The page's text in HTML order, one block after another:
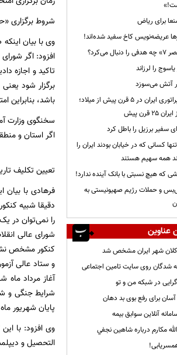
شروط برگزاری
افزود: اگر
تاکید و اجازه
باشد،
سخنگوی وزارت
اگر استان و
تعیین تکلیف
فرهادی با بیان
دقیقا شبیه
را نمی‌توان در
شورای عالی
کنکور مشخص
شرایط جنگی و
پایان شهریور
وی افزود: با
التحصیل و
عریضه‌نویس کاخ سفید شده‌اند!
می‌کرد؟
را لرزاند
آتش می‌سوزد
گستره امپراتوری ایران در ۵ قرن پیش از میلاد؛
قرن پیش
سفیر برزیل را باطل کرد
کسانی که در خیابان بودند ایران را
همه سهیم هستند
که هیچ نسبتی با بانک آینده ندارد!
و حملات رژیم صهیونیستی به
عناوین
شهر ایران مشخص شد
شدگان روی سایت تامین اجتماعی
در شبکه من و تو
آنلاين سوابق بیمه
مكارم درباره شاهين نجفي